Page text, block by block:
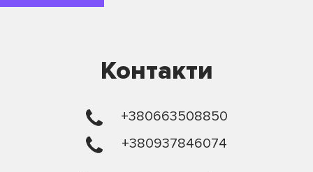
Контакти
+380663508850
+380937846074